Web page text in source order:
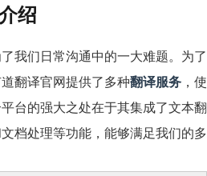
绍
我们日常沟通中的一大难题。为了
翻译官网提供了多种翻译服务 ，使
台的强大之处在于其集成了文本翻
档处理等功能，能够满足我们的多